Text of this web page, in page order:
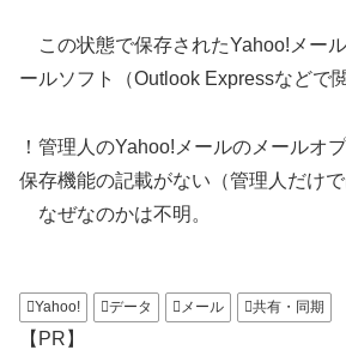
この状態で保存されたYahoo!メー
ールソフト（Outlook Expressなどで
！管理人のYahoo!メールのメールオ
保存機能の記載がない（管理人だけで
なぜなのかは不明。
Yahoo! データ メール 共有・同期
【PR】